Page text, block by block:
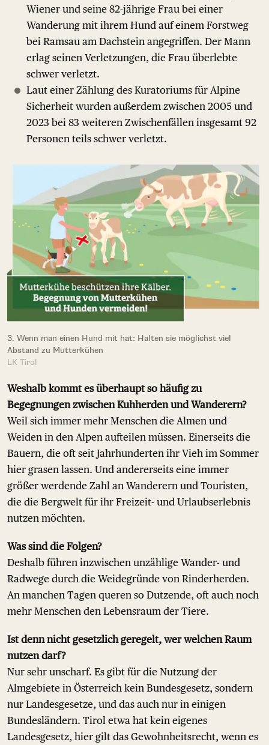
Wiener und seine 82-jährige Frau bei einer
Wanderung mit ihrem Hund auf einem Forstweg
bei Ramsau am Dachstein angegriffen. Der Mann
erlag seinen Verletzungen, die Frau überlebte
schwer verletzt.
Laut einer Zählung des Kuratoriums für Alpine
Sicherheit wurden außerdem zwischen 2005 und
2023 bei 83 weiteren Zwischenfällen insgesamt 92
Personen teils schwer verletzt.
3. Wenn man einen Hund mit hat: Halten sie möglichst viel
Abstand zu Mutterkühen
LK Tirol
Weshalb kommt es überhaupt so häufig zu
Begegnungen zwischen Kuhherden und Wanderern?
Weil sich immer mehr Menschen die Almen und
Weiden in den Alpen aufteilen müssen. Einerseits die
Bauern, die oft seit Jahrhunderten ihr Vieh im Sommer
hier grasen lassen. Und andererseits eine immer
größer werdende Zahl an Wanderern und Touristen,
die die Bergwelt für ihr Freizeit- und Urlaubserlebnis
nutzen möchten.
Was sind die Folgen?
Deshalb führen inzwischen unzählige Wander- und
Radwege durch die Weidegründe von Rinderherden.
An manchen Tagen queren so Dutzende, oft auch noch
mehr Menschen den Lebensraum der Tiere.
Ist denn nicht gesetzlich geregelt, wer welchen Raum
nutzen darf?
Nur sehr unscharf. Es gibt für die Nutzung der
Almgebiete in Österreich kein Bundesgesetz, sondern
nur Landesgesetze, und das auch nur in einigen
Bundesländern. Tirol etwa hat kein eigenes
Landesgesetz, hier gilt das Gewohnheitsrecht, wenn es